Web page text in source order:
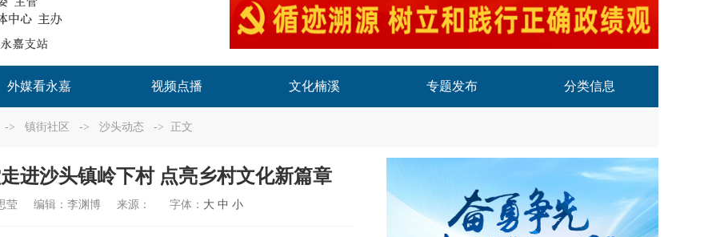
外媒看永嘉 视频点播 文化楠溪 专题发布 分类信息
-> 镇街社区 -> 沙头动态 -> 正文
进沙头镇岭下村 点亮乡村文化新篇章
莹 编辑： 李渊博 来源： 字体： 大 中 小